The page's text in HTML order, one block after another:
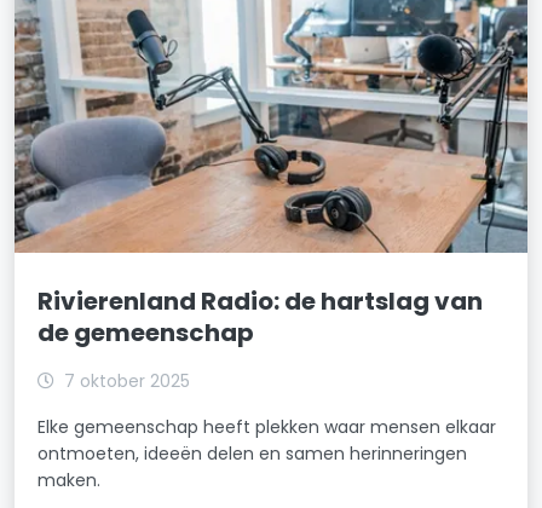
Rivierenland Radio: de hartslag van
de gemeenschap
7 oktober 2025
Elke gemeenschap heeft plekken waar mensen elkaar
ontmoeten, ideeën delen en samen herinneringen
maken.